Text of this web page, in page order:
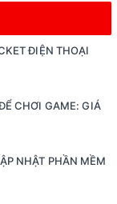
ĐIỆN THOẠI
CHƠI GAME: GIÁ
NHẬT PHẦN MỀM